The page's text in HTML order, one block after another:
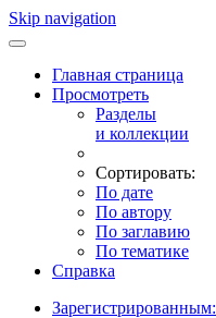
Skip navigation
Главная страница
Просмотреть
Разделы
и коллекции
Сортировать:
По дате
По автору
По заглавию
По тематике
Справка
Зарегистрированным: